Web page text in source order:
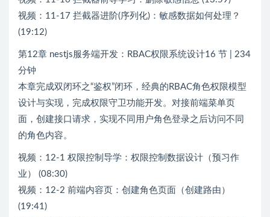
视频：11-17 拦截器进阶(序列化)：敏感数据如何处理？
(19:12)
第12章 nestjs服务端开发：RBAC权限系统设计16 节 | 234
分钟
本章完成双闭环之“鉴权”闭环，经典的RBAC角色权限模型
设计与实现，完成权限守卫功能开发。对接前端菜单页
面，创建接口请求，实现不同用户角色登录之后访问不同
的角色内容。
视频：12-1 权限控制导学：权限控制数据设计（预习作
业） (08:30)
视频：12-2 前端内容页：创建角色页面（创建路由）
(19:41)